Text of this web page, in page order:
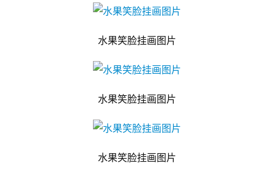
水果笑脸挂画图片
水果笑脸挂画图片
水果笑脸挂画图片